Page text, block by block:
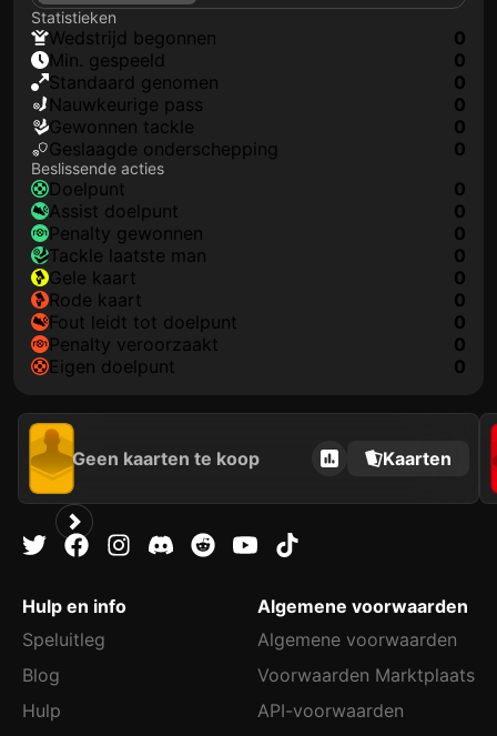
Statistieken
wedstrijd begonnen
0
min. gespeeld
0
Standaard genomen
0
nauwkeurige pass
0
gewonnen tackle
0
geslaagde onderschepping
0
Beslissende acties
doelpunt
0
assist doelpunt
0
penalty gewonnen
0
tackle laatste man
0
gele kaart
0
rode kaart
0
fout leidt tot doelpunt
0
penalty veroorzaakt
0
eigen doelpunt
0
Geen kaarten te koop Kaarten
Hulp en info
Speluitleg
Blog
Hulp
Algemene voorwaarden
Algemene voorwaarden
Voorwaarden Marktplaats
API-voorwaarden